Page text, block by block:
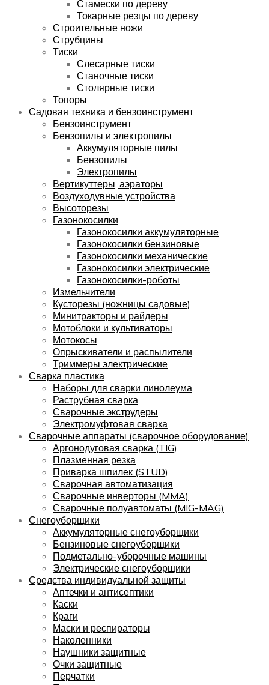
Стамески по дереву
Токарные резцы по дереву
Строительные ножи
Струбцины
Тиски
Слесарные тиски
Станочные тиски
Столярные тиски
Топоры
Садовая техника и бензоинструмент
Бензоинструмент
Бензопилы и электропилы
Аккумуляторные пилы
Бензопилы
Электропилы
Вертикуттеры, аэраторы
Воздуходувные устройства
Высоторезы
Газонокосилки
Газонокосилки аккумуляторные
Газонокосилки бензиновые
Газонокосилки механические
Газонокосилки электрические
Газонокосилки-роботы
Измельчители
Кусторезы (ножницы садовые)
Минитракторы и райдеры
Мотоблоки и культиваторы
Мотокосы
Опрыскиватели и распылители
Триммеры электрические
Сварка пластика
Наборы для сварки линолеума
Раструбная сварка
Сварочные экструдеры
Электромуфтовая сварка
Сварочные аппараты (сварочное оборудование)
Аргонодуговая сварка (TIG)
Плазменная резка
Приварка шпилек (STUD)
Сварочная автоматизация
Сварочные инверторы (MMA)
Сварочные полуавтоматы (MIG-MAG)
Снегоуборщики
Аккумуляторные снегоуборщики
Бензиновые снегоуборщики
Подметально-уборочные машины
Электрические снегоуборщики
Средства индивидуальной защиты
Аптечки и антисептики
Каски
Краги
Маски и респираторы
Наколенники
Наушники защитные
Очки защитные
Перчатки